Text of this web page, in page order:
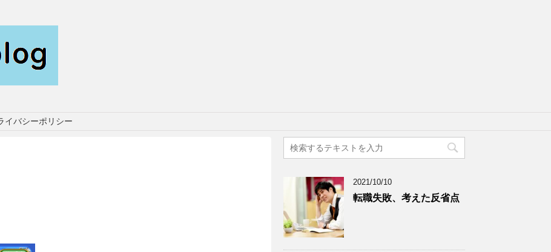
イバシーポリシー
2021/10/10
転職失敗、考えた反省点